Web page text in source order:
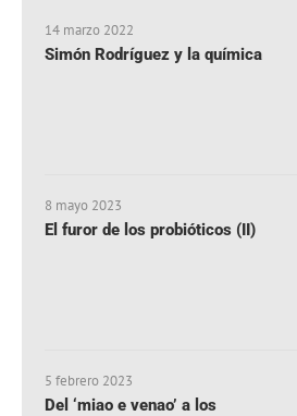
14 marzo 2022
Simón Rodríguez y la química
8 mayo 2023
El furor de los probióticos (II)
5 febrero 2023
Del ‘miao e venao’ a los